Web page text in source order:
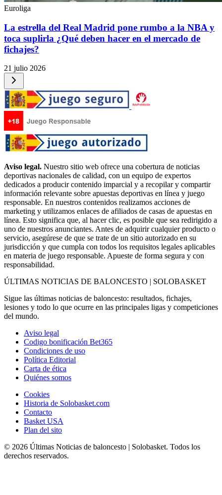
Euroliga
La estrella del Real Madrid pone rumbo a la NBA y
toca suplirla ¿Qué deben hacer en el mercado de
fichajes?
21 julio 2026
Aviso legal. Nuestro sitio web ofrece una cobertura de noticias
deportivas nacionales de calidad, con un equipo de expertos
dedicados a producir contenido imparcial y a recopilar y compartir
información relevante sobre apuestas deportivas en línea y juego
responsable. En nuestros contenidos realizamos acciones de
marketing y utilizamos enlaces de afiliados de casas de apuestas en
línea. Esto significa que, al hacer clic, es posible que sea redirigido a
uno de nuestros anunciantes. Antes de adquirir cualquier producto o
servicio, asegúrese de que se trate de un sitio autorizado en su
jurisdicción y que cumpla con todos los requisitos legales aplicables
en materia de juego responsable. Apueste de forma segura y con
responsabilidad.
ÚLTIMAS NOTICIAS DE BALONCESTO | SOLOBASKET
Sigue las últimas noticias de baloncesto: resultados, fichajes,
lesiones y todo lo que ocurre en las principales ligas y competiciones
del mundo.
Aviso legal
Codigo bonificación Bet365
Condiciones de uso
Política Editorial
Carta de ética
Quiénes somos
Cookies
Historia de Solobasket.com
Contacto
Basket USA
Plan del sito
© 2026 Últimas Noticias de baloncesto | Solobasket. Todos los
derechos reservados.